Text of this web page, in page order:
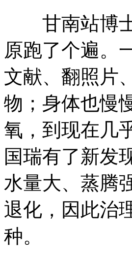
甘南站博士
原跑了个遍。
文献、翻照片
物；身体也慢
氧，到现在几
国瑞有了新发
水量大、蒸腾
退化，因此治
种。